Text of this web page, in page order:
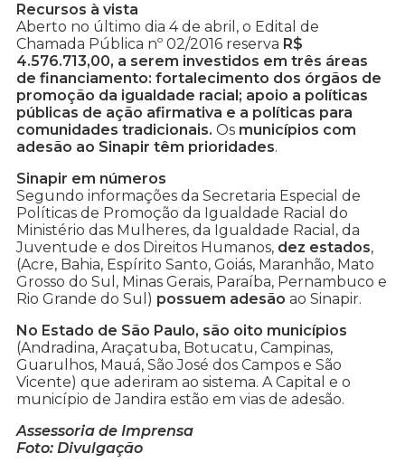
Recursos à vista
Aberto no último dia 4 de abril, o Edital de
Chamada Pública nº 02/2016 reserva R$
4.576.713,00, a serem investidos em três áreas
de financiamento: fortalecimento dos órgãos de
promoção da igualdade racial; apoio a políticas
públicas de ação afirmativa e a políticas para
comunidades tradicionais. Os municípios com
adesão ao Sinapir têm prioridades.
Sinapir em números
Segundo informações da Secretaria Especial de
Políticas de Promoção da Igualdade Racial do
Ministério das Mulheres, da Igualdade Racial, da
Juventude e dos Direitos Humanos, dez estados,
(Acre, Bahia, Espírito Santo, Goiás, Maranhão, Mato
Grosso do Sul, Minas Gerais, Paraíba, Pernambuco e
Rio Grande do Sul) possuem adesão ao Sinapir.
No Estado de São Paulo, são oito municípios
(Andradina, Araçatuba, Botucatu, Campinas,
Guarulhos, Mauá, São José dos Campos e São
Vicente) que aderiram ao sistema. A Capital e o
município de Jandira estão em vias de adesão.
Assessoria de Imprensa
Foto: Divulgação